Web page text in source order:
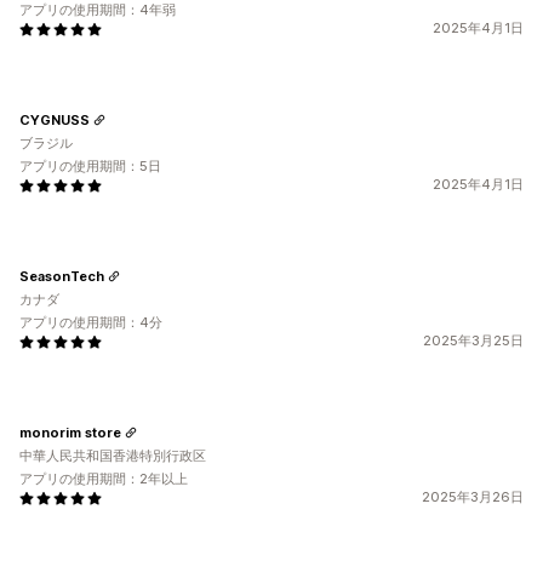
2025年4月1日
アプリの使用期間：4年弱
2025年4月1日
CYGNUSS
ブラジル
アプリの使用期間：5日
2025年3月25日
SeasonTech
カナダ
アプリの使用期間：4分
2025年3月26日
monorim store
中華人民共和国香港特別行政区
アプリの使用期間：2年以上